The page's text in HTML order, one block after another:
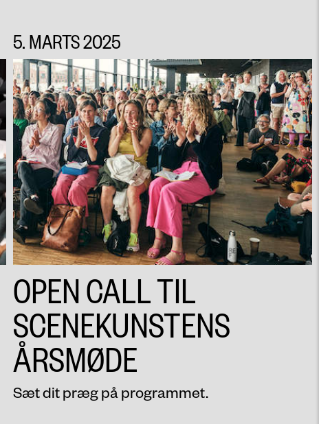
5. MARTS 2025
OPEN CALL TIL
SCENEKUNSTENS
ÅRSMØDE
Sæt dit præg på programmet.